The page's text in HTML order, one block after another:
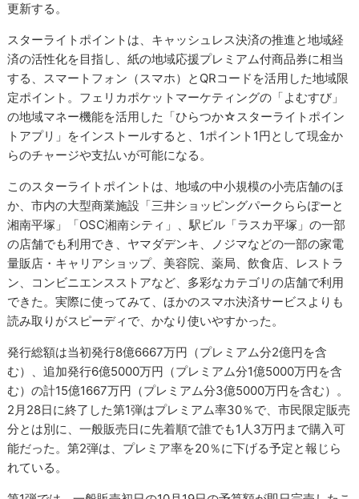
更新する。
スターライトポイントは、キャッシュレス決済の推進と地域経
済の活性化を目指し、紙の地域応援プレミアム付商品券に相当
する、スマートフォン（スマホ）とQRコードを活用した地域限
定ポイント。フェリカポケットマーケティングの「よむすび」
の地域マネー機能を活用した「ひらつか☆スターライトポイン
トアプリ」をインストールすると、1ポイント1円として現金か
らのチャージや支払いが可能になる。
このスターライトポイントは、地域の中小規模の小売店舗のほ
か、市内の大型商業施設「三井ショッピングパークららぽーと
湘南平塚」「OSC湘南シティ」、駅ビル「ラスカ平塚」の一部
の店舗でも利用でき、ヤマダデンキ、ノジマなどの一部の家電
量販店・キャリアショップ、美容院、薬局、飲食店、レストラ
ン、コンビニエンスストアなど、多彩なカテゴリの店舗で利用
できた。実際に使ってみて、ほかのスマホ決済サービスよりも
読み取りがスピーディで、かなり使いやすかった。
発行総額は当初発行8億6667万円（プレミアム分2億円を含
む）、追加発行6億5000万円（プレミアム分1億5000万円を含
む）の計15億1667万円（プレミアム分3億5000万円を含む）。
2月28日に終了した第1弾はプレミアム率30％で、市民限定販売
分とは別に、一般販売日に先着順で誰でも1人3万円まで購入可
能だった。第2弾は、プレミア率を20％に下げる予定と報じら
れている。